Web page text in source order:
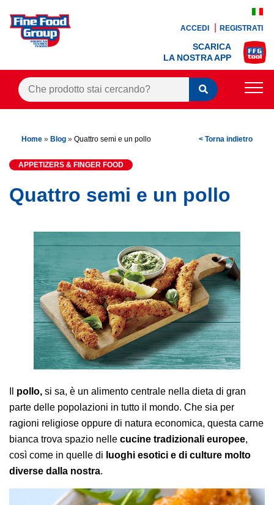
ACCEDI REGISTRATI
SCARICA
LA NOSTRA APP
BLOG
RICETTE
BONUS FEDELTÀ
CONTATTI
AREA AGENTI
Home » Blog » Quattro semi e un pollo < Torna indietro
APPETIZERS & FINGER FOOD
Quattro semi e un pollo
pollo, si sa, è un alimento centrale nella dieta di gran
parte delle popolazioni in tutto il mondo. Che sia per
ragioni religiose oppure di natura economica, questa carne
bianca trova spazio nelle cucine tradizionali europee,
così come in quelle di luoghi esotici e di culture molto
diverse dalla nostra.